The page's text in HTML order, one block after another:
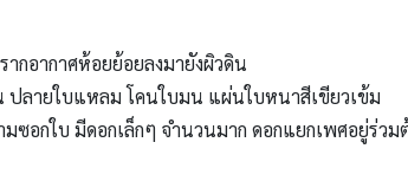
กอากาศห้อยย้อยลงมายังผิวดิน
ปลายใบแหลม โคนใบมน แผ่นใบหนาสีเขียวเข้ม
ซอกใบ มีดอกเล็กๆ จำนวนมาก ดอกแยกเพศอยู่ร่ว